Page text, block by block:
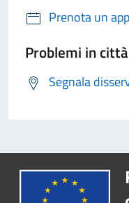
Prenota un
Problemi in città
Segnala